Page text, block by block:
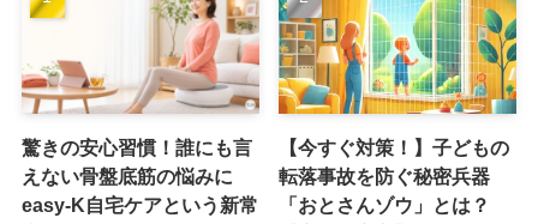
驚きの安心習慣！誰にも言
えない骨盤底筋の悩みに
easy-K自宅ケアという新常
【今すぐ対策！】子どもの
転落事故を防ぐ秘密兵器
「おとさんゾウ」とは？